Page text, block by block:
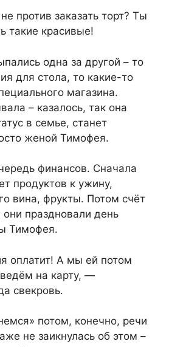
против заказать торт? Ты
такие красивые!
одна за другой – то
для стола, то какие-то
магазина.
– казалось, так она
в семье, станет
женой Тимофея.
финансов. Сначала
продуктов к ужину,
вина, фрукты. Потом счёт
они праздновали день
Тимофея.
оплатит! А мы ей потом
на карту, —
свекровь.
потом, конечно, речи
не заикнулась об этом –